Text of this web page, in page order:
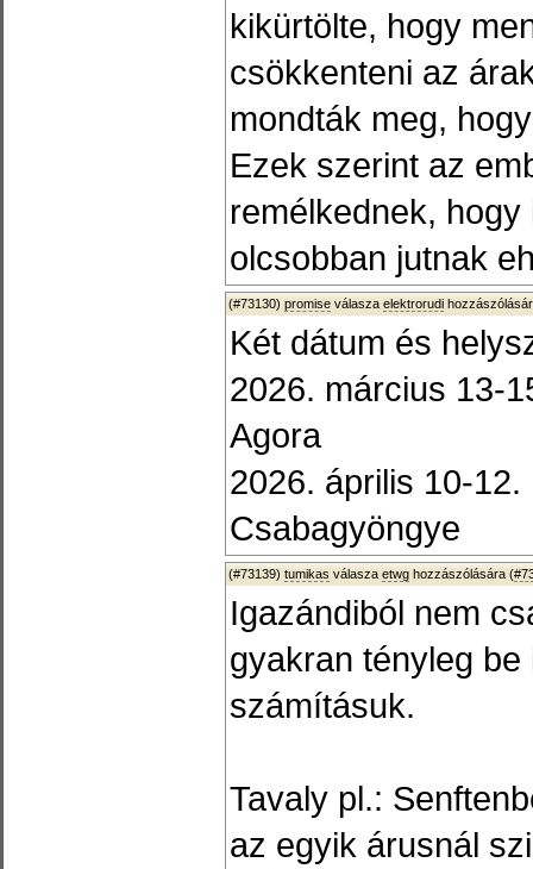
kikürtölte, hogy
csökkenteni az
mondták meg,
Ezek szerint az
remélkednek,
olcsobban jutnak
(#73130) promise válasza elektrorudi
Két dátum és
2026. március 13-
Agora
2026. április 10-
Csabagyöngye
(#73139) tumikas válasza etwg hozzászólására (
Igazándiból nem
gyakran tényleg
számításuk.
Tavaly pl.:
az egyik árusnál